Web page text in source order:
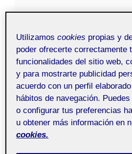
Eroskique tengo al lado de casa,
hacer compras muy pequeñas,
unas patatas fritas o unos frutos
Ante la situación de pandemia,
supermercados han cambiado
pequeños que sean, como es
En esta aportaciónintentaré
recorridos
Utilizamoscookies propias y
poder ofrecerte correctamente
funcionalidades del sitio web,
y para mostrarte publicidad
acuerdo con un perfil
hábitos de navegación.
o configurar tus preferencias
u obtener más información en
cookies.